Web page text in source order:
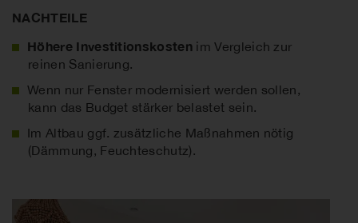
NACHTEILE
Höhere Investitionskosten im Vergleich zur
reinen Sanierung.
Wenn nur Fenster modernisiert werden sollen,
kann das Budget stärker belastet sein.
Im Altbau ggf. zusätzliche Maßnahmen nötig
(Dämmung, Feuchteschutz).